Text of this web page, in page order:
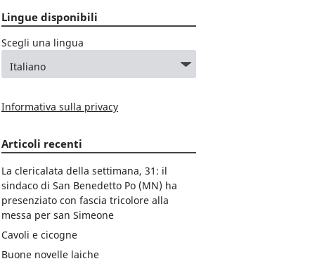
Lingue disponibili
Scegli una lingua
Informativa sulla privacy
Articoli recenti
La clericalata della settimana, 31: il
sindaco di San Benedetto Po (MN) ha
presenziato con fascia tricolore alla
messa per san Simeone
Cavoli e cicogne
Buone novelle laiche